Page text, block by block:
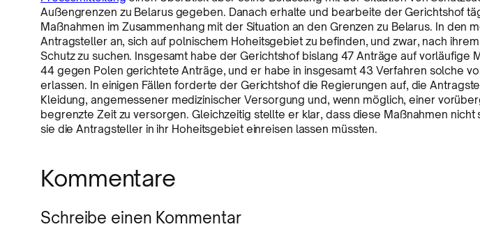
Außengrenzen zu Belarus gegeben. Danach erhalte und bearbeite der Gerichtshof
Maßnahmen im Zusammenhang mit der Situation an den Grenzen zu Belarus. In den
Antragsteller an, sich auf polnischem Hoheitsgebiet zu befinden, und zwar, nach
Schutz zu suchen. Insgesamt habe der Gerichtshof bislang 47 Anträge auf vorläufige
44 gegen Polen gerichtete Anträge, und er habe in insgesamt 43 Verfahren solche
erlassen. In einigen Fällen forderte der Gerichtshof die Regierungen auf, die
Kleidung, angemessener medizinischer Versorgung und, wenn möglich, einer
begrenzte Zeit zu versorgen. Gleichzeitig stellte er klar, dass diese Maßnahmen nicht
sie die Antragsteller in ihr Hoheitsgebiet einreisen lassen müssten.
Kommentare
Schreibe einen Kommentar